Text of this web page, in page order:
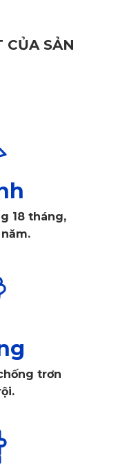
ngoài đã được may
và hoàn thiện dựa trên
xe. Sau khi trực
chi tiết các thông số
cắt CNC với độ chính
thảm. Vì vậy, bạn
sẽ có kích thước
của bạn.
SẢN
18 tháng,
trơn